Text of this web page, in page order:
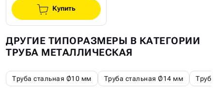
Купить
ДРУГИЕ ТИПОРАЗМЕРЫ В КАТЕГОРИИ
ТРУБА МЕТАЛЛИЧЕСКАЯ
Труба стальная Ø10 мм Труба стальная Ø14 мм